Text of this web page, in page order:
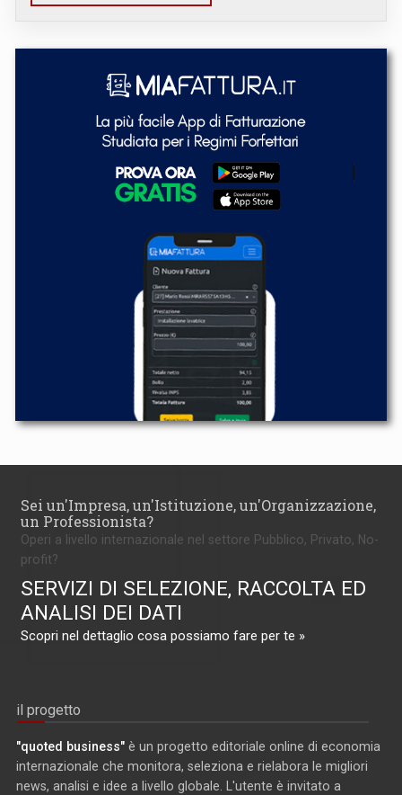
Sei un'Impresa, un'Istituzione, un'Organizzazione,
un Professionista?
Operi a livello internazionale nel settore Pubblico, Privato, No-
profit?
SERVIZI DI SELEZIONE, RACCOLTA ED
ANALISI DEI DATI
Scopri nel dettaglio cosa possiamo fare per te »
il progetto
"quoted business" è un progetto editoriale online di economia
internazionale che monitora, seleziona e rielabora le migliori
news, analisi e idee a livello globale. L'utente è invitato a